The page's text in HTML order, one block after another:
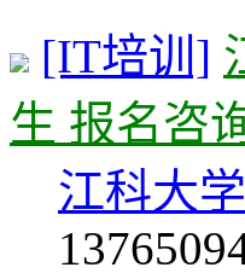
[IT培训]
生 报名咨
江科大
1376